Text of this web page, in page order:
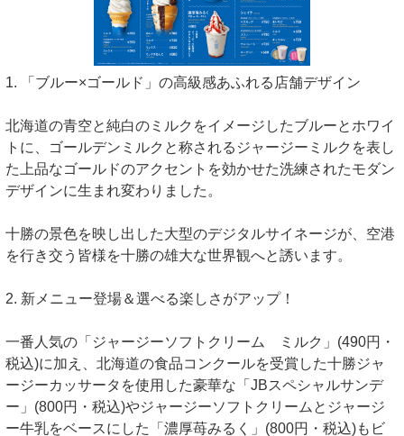
1. 「ブルー×ゴールド」の高級感あふれる店舗デザイン
北海道の青空と純白のミルクをイメージしたブルーとホワイ
トに、ゴールデンミルクと称されるジャージーミルクを表し
た上品なゴールドのアクセントを効かせた洗練されたモダン
デザインに生まれ変わりました。
十勝の景色を映し出した大型のデジタルサイネージが、空港
を行き交う皆様を十勝の雄大な世界観へと誘います。
2. 新メニュー登場＆選べる楽しさがアップ！
一番人気の「ジャージーソフトクリーム ミルク」(490円・
税込)に加え、北海道の食品コンクールを受賞した十勝ジャ
ージーカッサータを使用した豪華な「JBスペシャルサンデ
ー」(800円・税込)やジャージーソフトクリームとジャージ
ー牛乳をベースにした「濃厚苺みるく」(800円・税込)もビ